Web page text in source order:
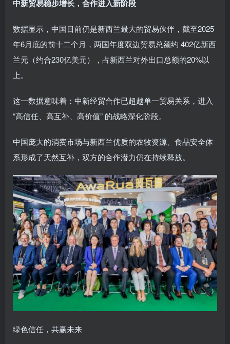
中新贸易稳步增长，合作进入新阶段
数据显示，中国目前仍是新西兰最大的贸易伙伴，截至2025
年6月底的前十二个月，两国年度双边贸易总额约 402亿新西
兰元（约合230亿美元），占新西兰对外出口总额的20%以
上。
这一数据意味着：中新经贸合作已超越单一贸易关系，进入
“高信任、高互补、高价值” 的战略深化阶段。
中国庞大的消费市场与新西兰优质的农牧资源、食品安全体
系形成了天然互补，双方的合作潜力仍在持续释放。
绿色信任，共赢未来